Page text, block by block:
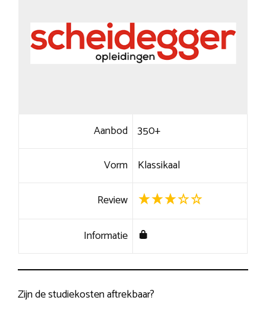
Aanbod 350+
Vorm Klassikaal
Review
Informatie
Zijn de studiekosten aftrekbaar?